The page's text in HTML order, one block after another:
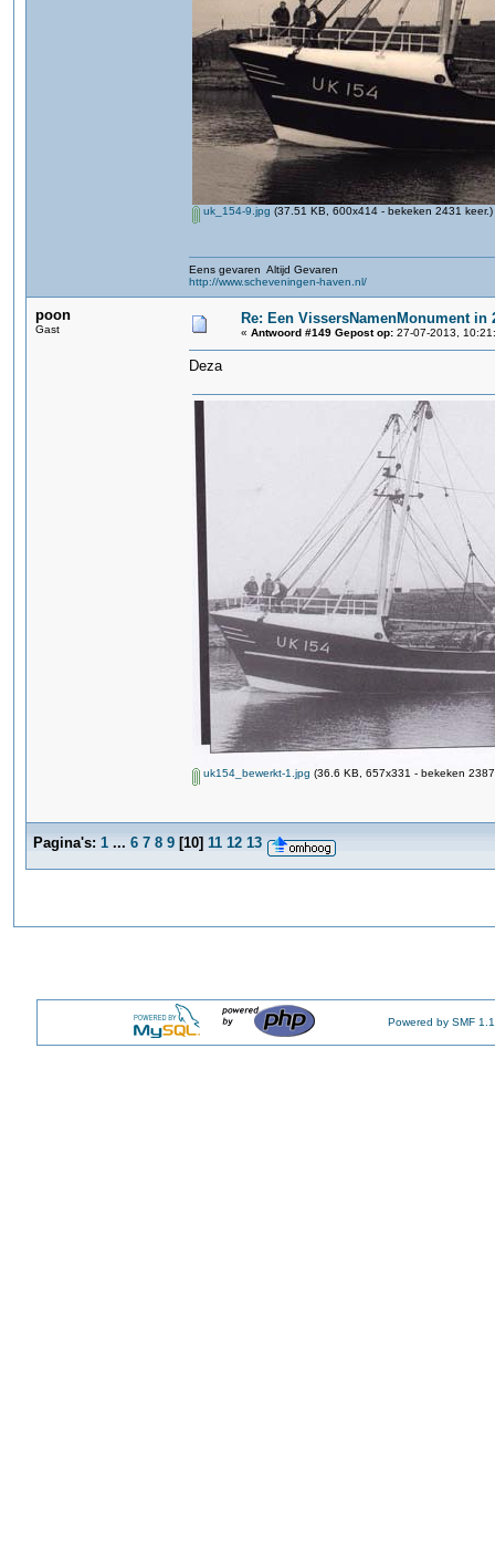
uk_154-9.jpg (37.51 KB, 600x414 - bekeken 2431 keer.)
Eens gevaren Altijd Gevaren
http://www.scheveningen-haven.nl/
poon
Gast
Re: Een VissersNamenMonument in
« Antwoord #149 Gepost op: 27-07-2013,
Deza
uk154_bewerkt-1.jpg (36.6 KB, 657x331 - bekeken
Pagina's: 1 ... 6 7 8 9 [10] 11 12 13
Powered by SMF